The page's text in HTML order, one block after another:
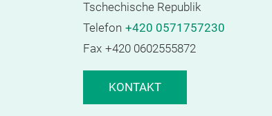
Tschechische Republik
Telefon +420 0571757230
Fax +420 0602555872
KONTAKT